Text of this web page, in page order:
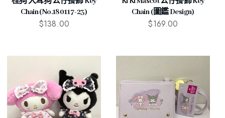
Chain (No.180117-23)
$138.00
Chain (圖鑑 Design)
$169.00